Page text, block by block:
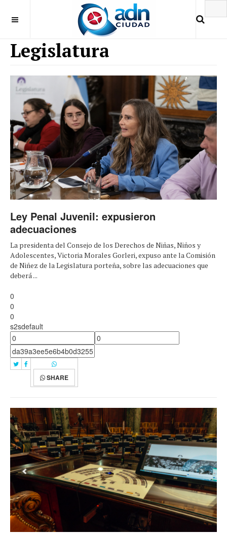
Legislatura
Ley Penal Juvenil: expusieron
adecuaciones
La presidenta del Consejo de los Derechos de Niñas, Niños y
Adolescentes, Victoria Morales Gorleri, expuso ante la Comisión
de Niñez de la Legislatura porteña, sobre las adecuaciones que
deberá ...
0
0
0
s2sdefault
SHARE